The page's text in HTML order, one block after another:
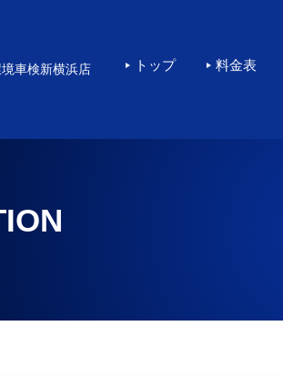
トップ 料金表
車検新横浜店 横浜で高品